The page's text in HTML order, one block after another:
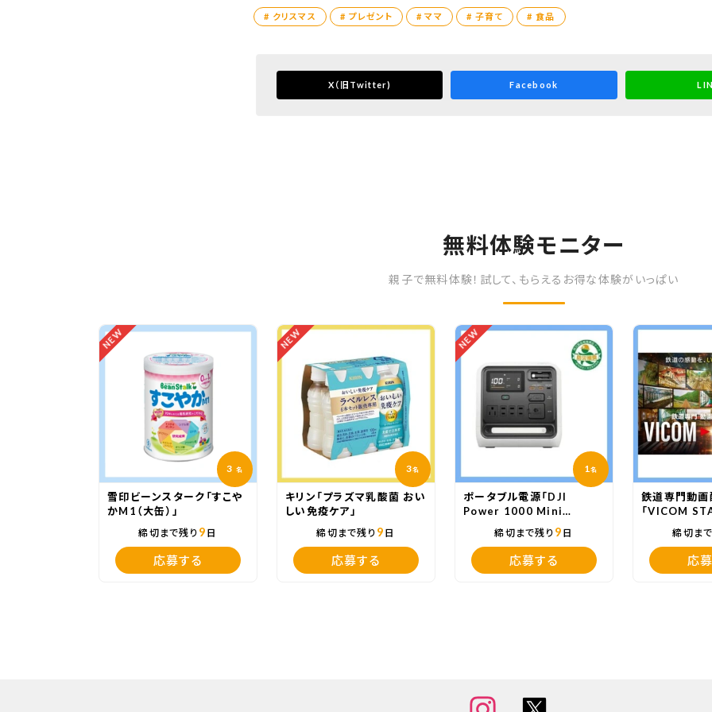
# クリスマス # プレゼント # ママ # 子育て # 食品
X （旧Twitter) Facebook
無料体験モニター
親子で無料体験！試して、もらえるお得な体験がいっぱい
NEW
3 名
雪印ビーンスターク「すこや
かM1（大缶）」
締切まで残り 9 日
応募する
NEW
3名
キリン「プラズマ乳酸菌 おい
しい免疫ケア」
締切まで残り 9 日
応募する
NEW
1名
ポータブル電源「DJI
Power 1000 Mini
締切まで残り 9 日
応募する
鉄道専門動画
「VICOM
締切ま
応